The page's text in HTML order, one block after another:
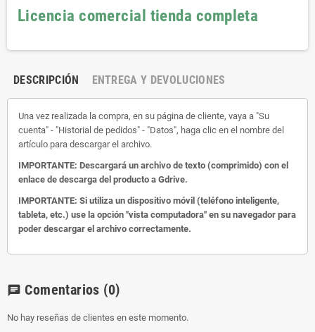
Licencia comercial tienda completa
DESCRIPCIÓN ENTREGA Y DEVOLUCIONES
Una vez realizada la compra, en su página de cliente, vaya a "Su
cuenta" - "Historial de pedidos" - "Datos", haga clic en el nombre del
artículo para descargar el archivo.
IMPORTANTE: Descargará un archivo de texto (comprimido) con el
enlace de descarga del producto a Gdrive.
IMPORTANTE: Si utiliza un dispositivo móvil (teléfono inteligente,
tableta, etc.) use la opción "vista computadora" en su navegador para
poder descargar el archivo correctamente.
chat Comentarios (0)
No hay reseñas de clientes en este momento.